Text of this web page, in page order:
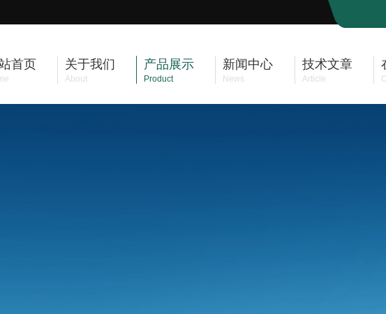
首页 关于我们
About
产品展示
Product
新闻中心
News
技术文章
Article